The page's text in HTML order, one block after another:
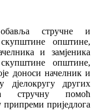
стручне и
општине,
и замјеника
општине,
доноси начелник и
других
стручну помоћ
приједлога